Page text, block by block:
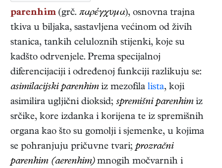
parenhim (grč. παρέγχυμα), osnovna trajna
tkiva u biljaka, sastavljena većinom od živih
stanica, tankih celuloznih stijenki, koje su
kadšto odrvenjele. Prema specijalnoj
diferencijaciji i određenoj funkciji razlikuju se:
asimilacijski parenhimiz mezofila lista, koji
asimilira ugljični dioksid; spremišni parenhimiz
srčike, kore izdanka i korijena te iz spremišnih
organa kao što su gomolji i sjemenke, u kojima
se pohranjuju pričuvne tvari;prozračni
parenhim (aerenhim)mnogih močvarnih i